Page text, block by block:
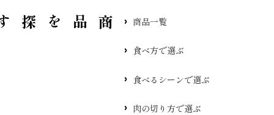
す 商品一覧
食べ方で選ぶ
食べるシーンで選ぶ
肉の切り方で選ぶ